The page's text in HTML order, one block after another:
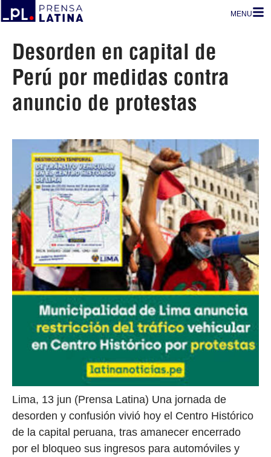
MENU
Desorden en capital de
Perú por medidas contra
anuncio de protestas
Lima, 13 jun (Prensa Latina) Una jornada de
desorden y confusión vivió hoy el Centro Histórico
de la capital peruana, tras amanecer encerrado
por el bloqueo sus ingresos para automóviles y